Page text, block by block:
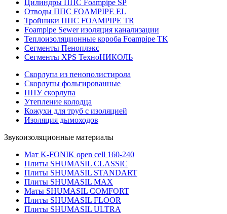
Цилиндры ППС Foampipe SP
Отводы ППС FOAMPIPE EL
Тройники ППС FOAMPIPE TR
Foampipe Sewer изоляция канализации
Теплоизоляционные короба Foampipe TK
Сегменты Пеноплэкс
Сегменты XPS ТехноНИКОЛЬ
Скорлупа из пенополистирола
Скорлупы фольгированные
ППУ скорлупа
Утепление колодца
Кожухи для труб с изоляцией
Изоляция дымоходов
Звукоизоляционные материалы
Мат K-FONIK open cell 160-240
Плиты SHUMASIL CLASSIC
Плиты SHUMASIL STANDART
Плиты SHUMASIL MAX
Маты SHUMASIL COMFORT
Плиты SHUMASIL FLOOR
Плиты SHUMASIL ULTRA